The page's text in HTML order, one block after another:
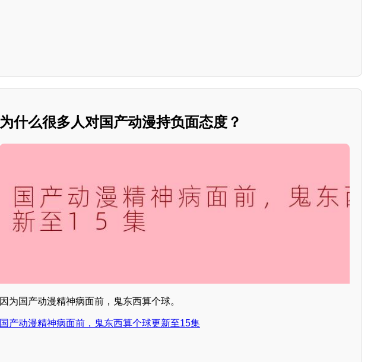
为什么很多人对国产动漫持负面态度？
因为国产动漫精神病面前，鬼东西算个球。
国产动漫精神病面前，鬼东西算个球更新至15集